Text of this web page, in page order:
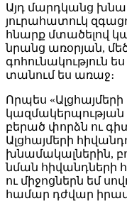
Այդ մարդկանց
յուրահատուկ
հնարք մտածելով
նրանց առօրյան,
գոհունակություն
տանում ես առաջ։
Որպես
կազմակերպության
բերած փորձն ու
Ալցհայմերի
խնամակալներին,
նման հիվանդների
ու միջոցներն եմ
համար դժվար